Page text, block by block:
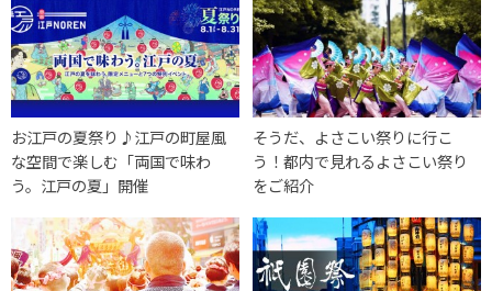
お江戸の夏祭り♪江戸の町屋風
な空間で楽しむ「両国で味わ
う。江戸の夏」開催
そうだ、よさこい祭りに行こ
う！都内で見れるよさこい祭り
をご紹介